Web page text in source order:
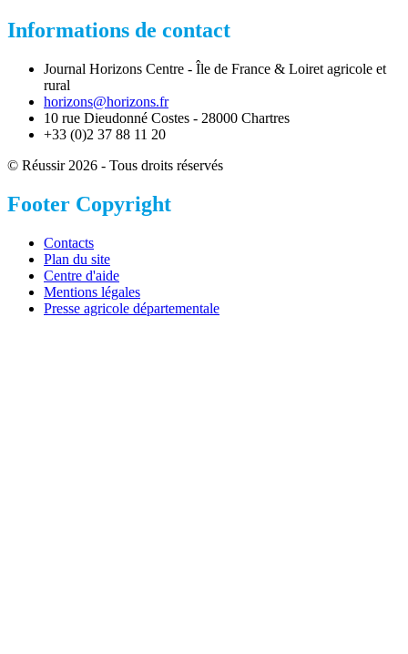
Informations de contact
Journal Horizons Centre - Île de France & Loiret agricole et
rural
horizons@horizons.fr
10 rue Dieudonné Costes - 28000 Chartres
+33 (0)2 37 88 11 20
© Réussir 2026 - Tous droits réservés
Footer Copyright
Contacts
Plan du site
Centre d'aide
Mentions légales
Presse agricole départementale